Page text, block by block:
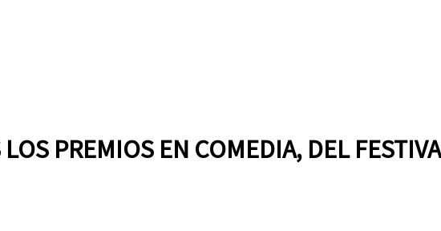
PREMIOS EN COMEDIA, DEL